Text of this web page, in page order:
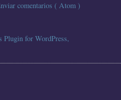
comentarios ( Atom )